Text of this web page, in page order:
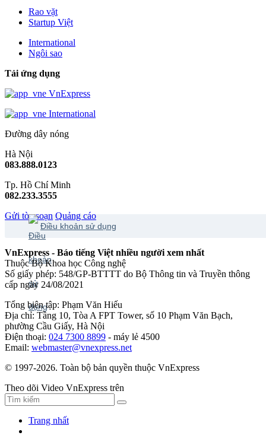
Rao vặt
Startup Việt
International
Ngôi sao
Tải ứng dụng
VnExpress
International
Đường dây nóng
Hà Nội
083.888.0123
Tp. Hồ Chí Minh
082.233.3555
Gửi tòa soạn Quảng cáo
Điều khoản sử dụng
VnExpress - Báo tiếng Việt nhiều người xem nhất
Thuộc Bộ Khoa học Công nghệ
Số giấy phép: 548/GP-BTTTT do Bộ Thông tin và Truyền thông
cấp ngày 24/08/2021
Tổng biên tập: Phạm Văn Hiếu
Địa chỉ: Tầng 10, Tòa A FPT Tower, số 10 Phạm Văn Bạch,
phường Cầu Giấy, Hà Nội
Điện thoại: 024 7300 8899 - máy lẻ 4500
Email: webmaster@vnexpress.net
© 1997-2026. Toàn bộ bản quyền thuộc VnExpress
Theo dõi Video VnExpress trên
Trang nhất